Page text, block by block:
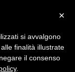
×
si avvalgono
finalità illustrate
il consenso
.